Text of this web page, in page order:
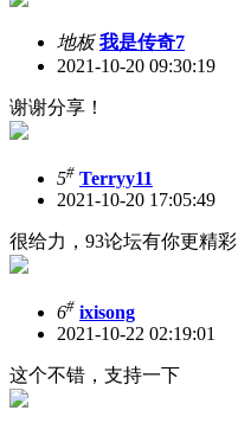
地板 我是传奇7
2021-10-20 09:30:19
谢谢分享！
5# Terryy11
2021-10-20 17:05:49
很给力，93论坛有你更精彩
6# ixisong
2021-10-22 02:19:01
这个不错，支持一下